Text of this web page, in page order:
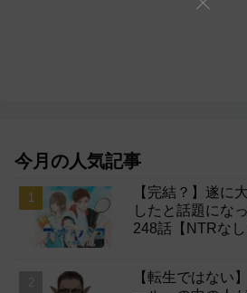
今月の人気記事
【完結？】遂に
したと話題にな
248話【NTRなし
【転生ではない